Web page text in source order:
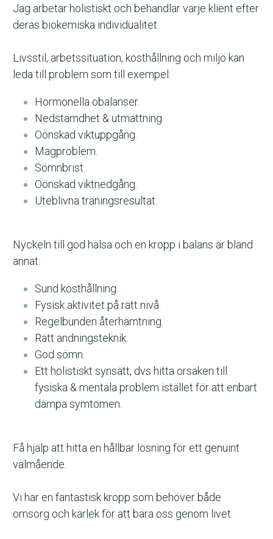
Jag arbetar holistiskt och behandlar varje klient efter
deras biokemiska individualitet.
Livsstil, arbetssituation, kosthållning och miljö kan
leda till problem som till exempel:
Hormonella obalanser.
Nedstämdhet & utmattning.
Oönskad viktuppgång.
Magproblem.
Sömnbrist.
Oönskad viktnedgång.
Uteblivna träningsresultat.
Nyckeln till god hälsa och en kropp i balans är bland
annat:
Sund kosthållning.
Fysisk aktivitet på rätt nivå.
Regelbunden återhämtning.
Rätt andningsteknik.
God sömn.
Ett holistiskt synsätt, dvs hitta orsaken till
fysiska & mentala problem istället för att enbart
dämpa symtomen.
Få hjälp att hitta en hållbar lösning för ett genuint
välmående.
Vi har en fantastisk kropp som behöver både
omsorg och kärlek för att bära oss genom livet.